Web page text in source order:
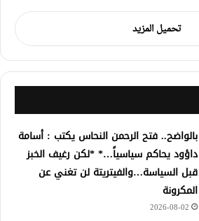
تحميل المزيد
بالواضح.. فتح الرحمن النحاس يكتب : أسامة
داؤود يحاكم سياسياً…* *لكن رغيف الخبز
قبل السياسة…والفيتريتة لن تغني عن
المكرونة
2026-08-02